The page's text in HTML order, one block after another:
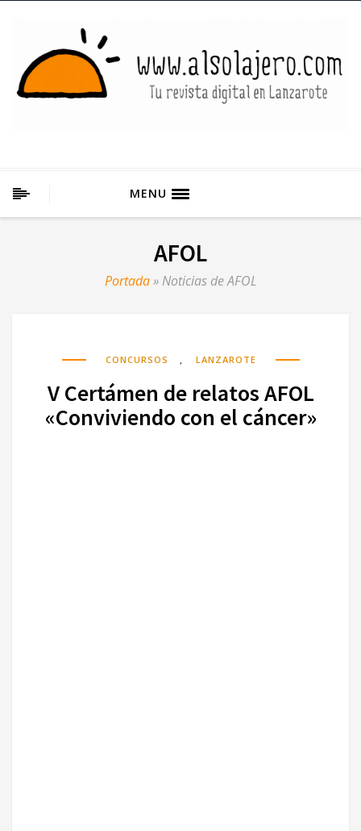
MENU
AFOL
Portada» Noticias de AFOL
CONCURSOS , LANZAROTE
V Certámen de relatos AFOL
«Conviviendo con el cáncer»